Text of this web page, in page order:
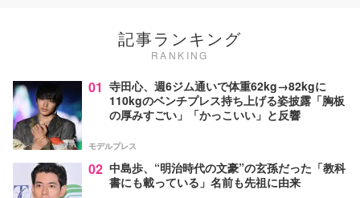
記事ランキング
RANKING
01 寺田心、週6ジム通いで体重62kg→82kgに
110kgのベンチプレス持ち上げる姿披露「胸板
の厚みすごい」「かっこいい」と反響
モデルプレス
02 中島歩、“明治時代の文豪”の玄孫だった「教科
書にも載っている」名前も先祖に由来